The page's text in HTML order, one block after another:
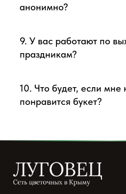
анонимно?
9. У вас работают по
праздникам?
10. Что будет, если мне
понравится букет?